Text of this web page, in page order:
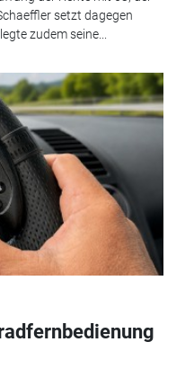
setzt dagegen
zudem seine...